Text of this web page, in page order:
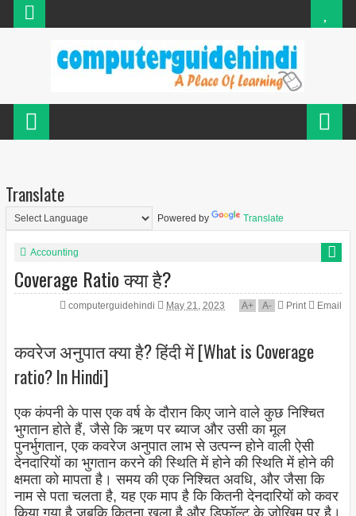
Translate
Powered by Translate
Accounting
Coverage Ratio क्या है?
computerguidehindi May 21, 2023 A+ A- Print Email
कवरेज अनुपात क्या है? हिंदी में [What is Coverage
ratio? In Hindi]
एक कंपनी के पास एक वर्ष के दौरान किए जाने वाले कुछ निश्चित
भुगतान होते हैं, जैसे कि ऋण पर ब्याज और उसी का मूल
पुनर्भुगतान, एक कवरेज अनुपात लाभ से उत्पन्न होने वाली ऐसी
देनदारियों का भुगतान करने की स्थिति में होने की स्थिति में होने की
क्षमता को मापता है। समय की एक निश्चित अवधि, और जैसा कि
नाम से पता चलता है, यह एक माप है कि कितनी देनदारियों को कवर